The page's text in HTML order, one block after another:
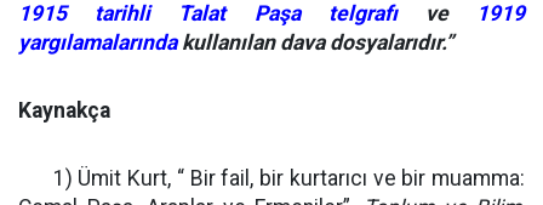
1915 tarihli Talat Paşa telgrafıve
1919
yargılamalarındakullanılan dava dosyalarıdır.”
Kaynakça
1) Ümit Kurt, “ Bir fail, bir kurtarıcı ve bir muamma: